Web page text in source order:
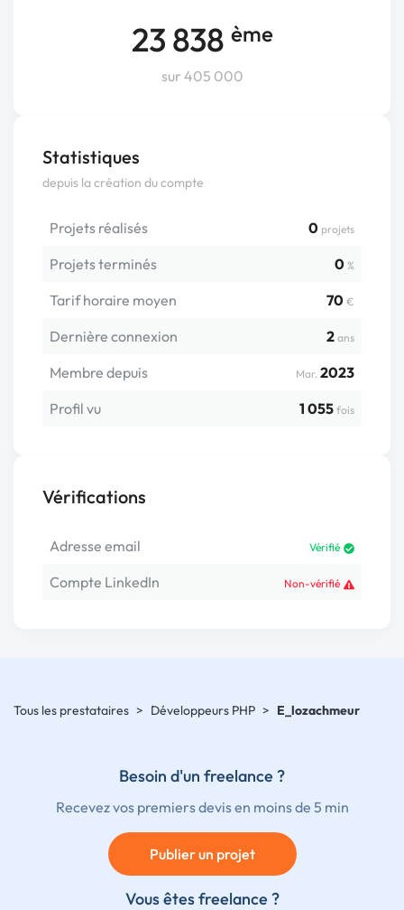
23 838 ème
sur 405 000
Statistiques
depuis la création du compte
Projets réalisés 0 projets
Projets terminés 0 %
Tarif horaire moyen 70 €
Dernière connexion 2 ans
Membre depuis Mar. 2023
Profil vu
1 055 fois
Vérifications
Adresse email Vérifié
Compte LinkedIn Non-vérifié
Tous les prestataires > Développeurs PHP > E_lozachmeur
Besoin d'un freelance ?
Recevez vos premiers devis en moins de 5 min
Publier un projet
Vous êtes freelance ?